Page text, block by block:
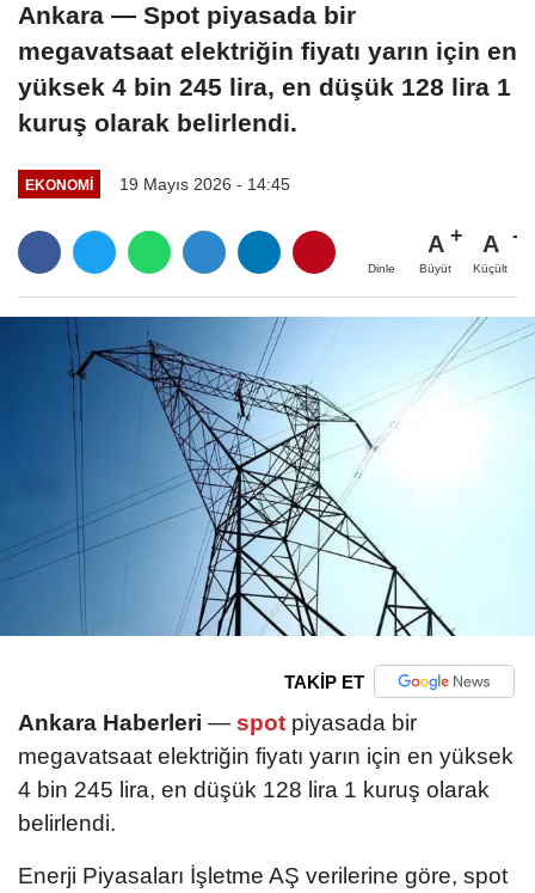
Ankara — Spot piyasada bir
megavatsaat elektriğin fiyatı yarın için en
yüksek 4 bin 245 lira, en düşük 128 lira 1
kuruş olarak belirlendi.
EKONOMI 19 Mayıs 2026 - 14:45
Dinle
A
Büyüt
A
Küçült
TAKİP ET
Ankara Haberleri — spot piyasada bir
megavatsaat elektriğin fiyatı yarın için en yüksek
4 bin 245 lira, en düşük 128 lira 1 kuruş olarak
belirlendi.
Enerji Piyasaları İşletme AŞ verilerine göre, spot